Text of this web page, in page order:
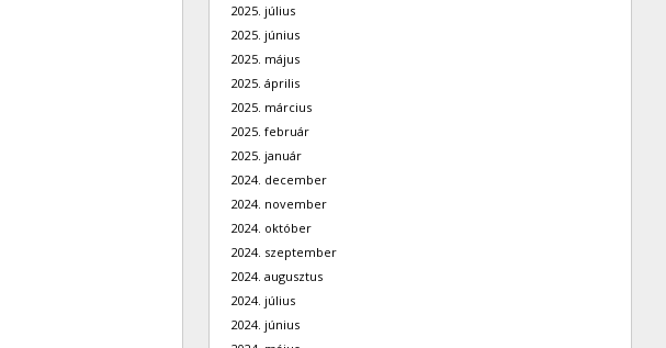
2025. július
2025. június
2025. május
2025. április
2025. március
2025. február
2025. január
2024. december
2024. november
2024. október
2024. szeptember
2024. augusztus
2024. július
2024. június